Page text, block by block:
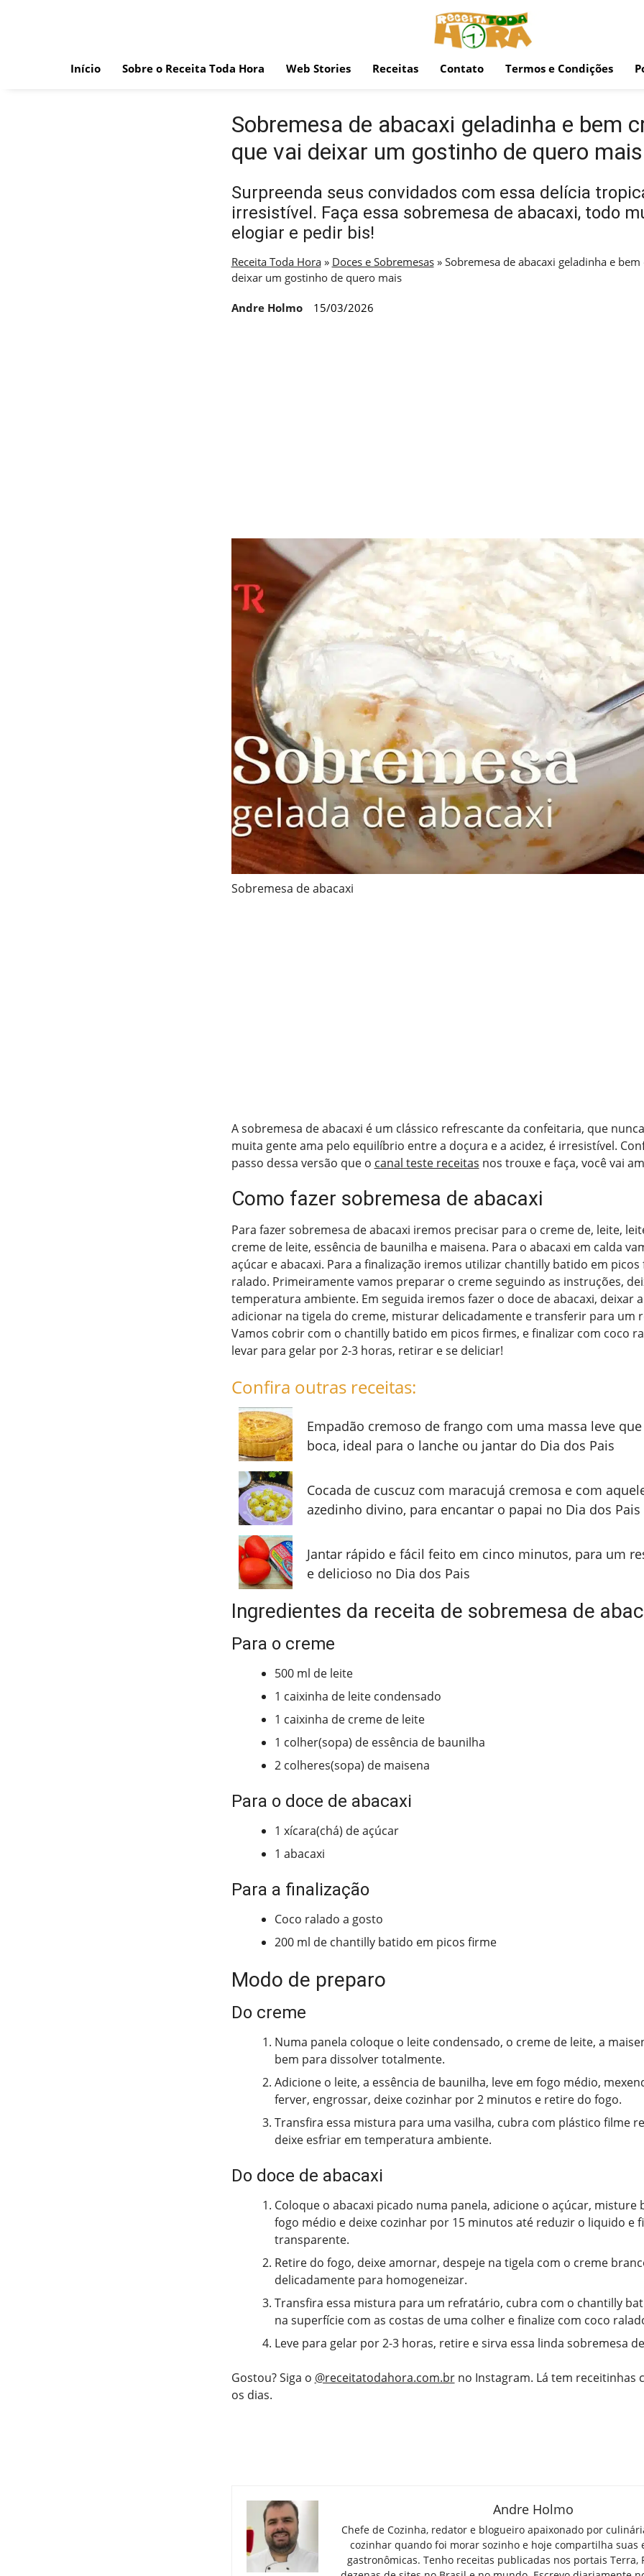
Início Sobre o Receita Toda Hora Web Stories Receitas Contato Termos e Condições
Sobremesa de abacaxi geladinha e bem
que vai deixar um gostinho de quero mais
Surpreenda seus convidados com essa delícia
irresistível. Faça essa sobremesa de abacaxi, todo
elogiar e pedir bis!
Receita Toda Hora» Doces e Sobremesas» Sobremesa de abacaxi geladinha e
deixar um gostinho de quero mais
Andre Holmo 15/03/2026
Sobremesa de abacaxi
A sobremesa de abacaxi é um clássico refrescante da confeitaria, que
muita gente ama pelo equilíbrio entre a doçura e a acidez, é irresistível.
passo dessa versão que o canal teste receitas nos trouxe e faça, você vai
Como fazer sobremesa de abacaxi
Para fazer sobremesa de abacaxi iremos precisar para o creme de, leite,
creme de leite, essência de baunilha e maisena. Para o abacaxi em calda
açúcar e abacaxi. Para a finalização iremos utilizar chantilly batido em picos
ralado. Primeiramente vamos preparar o creme seguindo as instruções,
temperatura ambiente. Em seguida iremos fazer o doce de abacaxi, deixar
adicionar na tigela do creme, misturar delicadamente e transferir para um
Vamos cobrir com o chantilly batido em picos firmes, e finalizar com coco
levar para gelar por 2-3 horas, retirar e se deliciar!
Confira outras receitas:
Empadão cremoso de frango com uma massa leve
boca, ideal para o lanche ou jantar do Dia dos Pais
Cocada de cuscuz com maracujá cremosa e com
azedinho divino, para encantar o papai no Dia dos Pais
Jantar rápido e fácil feito em cinco minutos, para um
e delicioso no Dia dos Pais
Ingredientes da receita de sobremesa de
Para o creme
500 ml de leite
1 caixinha de leite condensado
1 caixinha de creme de leite
1 colher(sopa) de essência de baunilha
2 colheres(sopa) de maisena
Para o doce de abacaxi
1 xícara(chá) de açúcar
1 abacaxi
Para a finalização
Coco ralado a gosto
200 ml de chantilly batido em picos firme
Modo de preparo
Do creme
Numa panela coloque o leite condensado, o creme de leite, a
bem para dissolver totalmente.
Adicione o leite, a essência de baunilha, leve em fogo médio,
ferver, engrossar, deixe cozinhar por 2 minutos e retire do fogo.
Transfira essa mistura para uma vasilha, cubra com plástico filme
deixe esfriar em temperatura ambiente.
Do doce de abacaxi
Coloque o abacaxi picado numa panela, adicione o açúcar, misture
fogo médio e deixe cozinhar por 15 minutos até reduzir o liquido e
transparente.
Retire do fogo, deixe amornar, despeje na tigela com o creme
delicadamente para homogeneizar.
Transfira essa mistura para um refratário, cubra com o chantilly
na superfície com as costas de uma colher e finalize com coco
Leve para gelar por 2-3 horas, retire e sirva essa linda sobremesa
Gostou? Siga o @receitatodahora.com.brno Instagram. Lá tem receitinhas
os dias.
Andre Holmo
Chefe de Cozinha, redator e blogueiro apaixonado por
cozinhar quando foi morar sozinho e hoje compartilha suas
gastronômicas. Tenho receitas publicadas nos portais Terra,